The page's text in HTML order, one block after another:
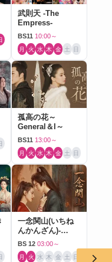
武則天 -The
Empress-
BS11 10:00～
月 火 水 木 金 土 日
孤高の花～
General＆I～
BS11 13:00～
月 火 水 木 金 土 日
一念関山(いちね
んかんざん)-
Journey to Love-
BS 12 03:00～
月 火 水 木 金 土 日